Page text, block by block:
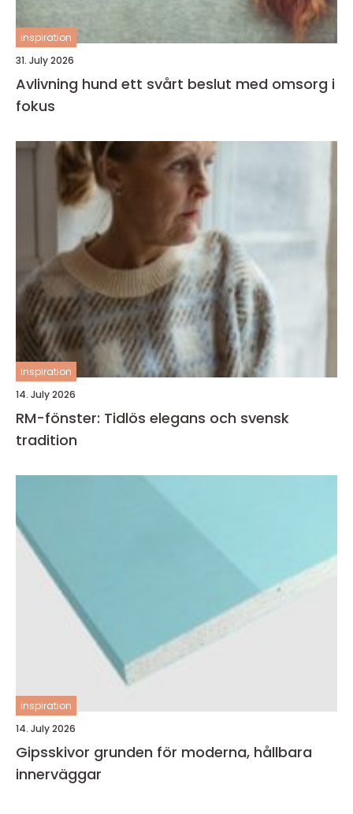
inspiration
31. July 2026
Avlivning hund ett svårt beslut med omsorg i
fokus
inspiration
14. July 2026
RM-fönster: Tidlös elegans och svensk
tradition
inspiration
14. July 2026
Gipsskivor grunden för moderna, hållbara
innerväggar